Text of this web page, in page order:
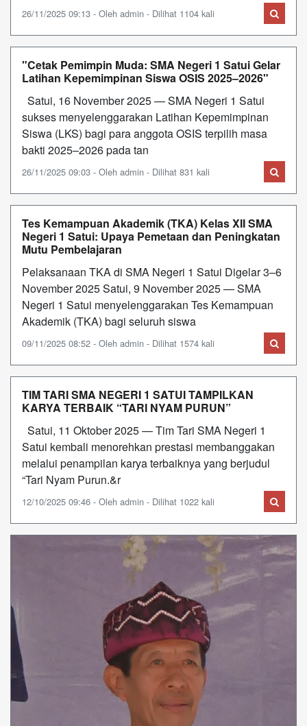
26/11/2025 09:13 - Oleh admin - Dilihat 1104 kali
"Cetak Pemimpin Muda: SMA Negeri 1 Satui Gelar
Latihan Kepemimpinan Siswa OSIS 2025–2026"
Satui, 16 November 2025 — SMA Negeri 1 Satui
sukses menyelenggarakan Latihan Kepemimpinan
Siswa (LKS) bagi para anggota OSIS terpilih masa
bakti 2025–2026 pada tan
26/11/2025 09:03 - Oleh admin - Dilihat 831 kali
Tes Kemampuan Akademik (TKA) Kelas XII SMA
Negeri 1 Satui: Upaya Pemetaan dan Peningkatan
Mutu Pembelajaran
Pelaksanaan TKA di SMA Negeri 1 Satui Digelar 3–6
November 2025 Satui, 9 November 2025 — SMA
Negeri 1 Satui menyelenggarakan Tes Kemampuan
Akademik (TKA) bagi seluruh siswa
09/11/2025 08:52 - Oleh admin - Dilihat 1574 kali
TIM TARI SMA NEGERI 1 SATUI TAMPILKAN
KARYA TERBAIK “TARI NYAM PURUN”
Satui, 11 Oktober 2025 — Tim Tari SMA Negeri 1
Satui kembali menorehkan prestasi membanggakan
melalui penampilan karya terbaiknya yang berjudul
“Tari Nyam Purun.&r
12/10/2025 09:46 - Oleh admin - Dilihat 1022 kali